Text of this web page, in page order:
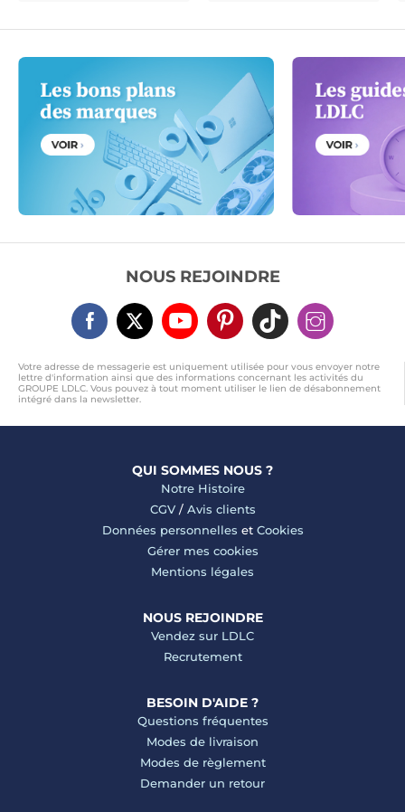
NOUS REJOINDRE
Votre adresse de messagerie est uniquement utilisée pour vous envoyer notre
lettre d'information ainsi que des informations concernant les activités du
GROUPE LDLC. Vous pouvez à tout moment utiliser le lien de désabonnement
intégré dans la newsletter.
QUI SOMMES NOUS ?
Notre Histoire
CGV/ Avis clients
Données personnelles et Cookies
Gérer mes cookies
Mentions légales
NOUS REJOINDRE
Vendez sur LDLC
Recrutement
BESOIN D'AIDE ?
Questions fréquentes
Modes de livraison
Modes de règlement
Demander un retour